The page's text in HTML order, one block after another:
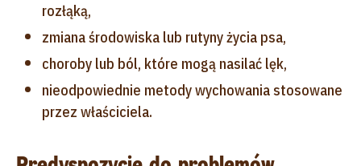
rozłąką,
zmiana środowiska lub rutyny życia psa,
choroby lub ból, które mogą nasilać lęk,
nieodpowiednie metody wychowania stosowane
przez właściciela.